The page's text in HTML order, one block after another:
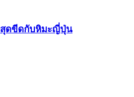
ดขีดกับหิมะญี่ปุ่น